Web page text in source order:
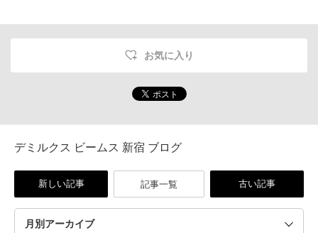
お気に入り
デミルクス ビームス 新宿 ブログ
新しい記事 記事一覧 古い記事